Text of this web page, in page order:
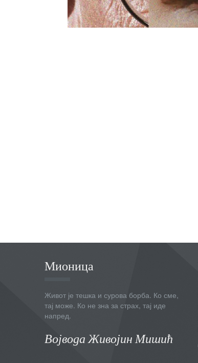
Мионица
Живот је тешка и сурова борба. Ко сме,
тај може. Ко не зна за страх, тај иде
напред.
Војвода Живојин Мишић